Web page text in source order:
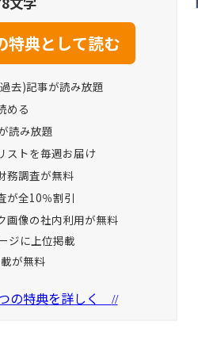
去)記事が読み放題
める
読み放題
ストを毎週お届け
務調査が無料
が全10％割引
画像の社内利用が無料
ジに上位掲載
が無料
の特典を詳しく //